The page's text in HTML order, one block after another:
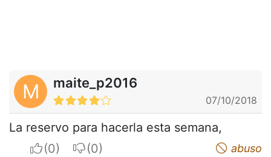
M maite_p2016
07/10/2018
La reservo para hacerla esta semana,
I apreciateI do not appreciate abuso